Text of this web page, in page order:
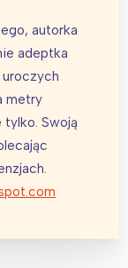
autorka
adeptka
metry
Swoją